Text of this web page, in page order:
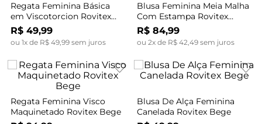
Regata Feminina Básica
em Viscotorcion Rovitex
Bege
R$ 49,99
ou 1x de R$ 49,99sem juros
Blusa Feminina Meia Malha
Com Estampa Rovitex
Bege
R$ 84,99
ou 2x de R$ 42,49sem juros
Regata Feminina Visco
Maquinetado Rovitex Bege
Blusa De Alça Feminina
Canelada Rovitex Bege